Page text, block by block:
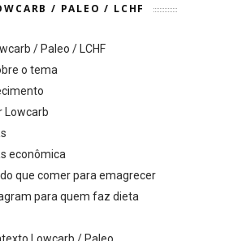
/ PALEO / LCHF
/ Paleo / LCHF
o tema
Lowcarb
econômica
que comer para emagrecer
para quem faz dieta